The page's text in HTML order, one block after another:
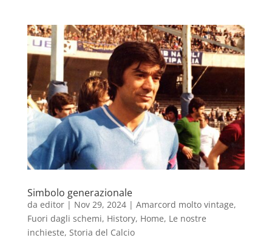
Simbolo generazionale
da editor| Nov 29, 2024| Amarcord molto vintage,
Fuori dagli schemi, History, Home, Le nostre
inchieste, Storia del Calcio